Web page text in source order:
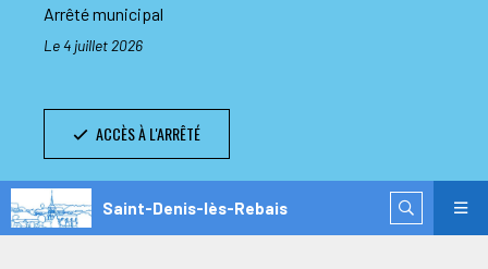
Arrêté municipal
Le 4 juillet 2026
ACCÈS À L'ARRÊTÉ
Saint-Denis-lès-Rebais